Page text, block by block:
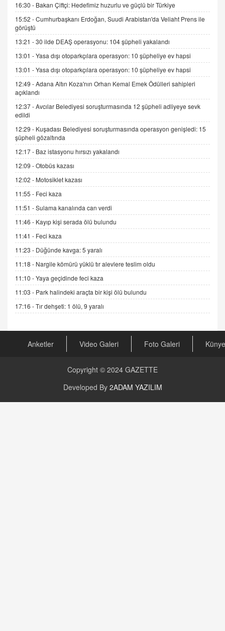
2 Kasım 2021 Salı 00:11
AV. DOĞAN CAN DOĞAN
Kişisel verilerin korunması ve dijital hukukun
gelişimi
15.09.2025 16:17
SEHER EREK
9.12.2025 10:11
İNCİ GÜL AKÖL
Trump Keşke Adana'yı da Ziyaret Etse...
06.07.2026 13:00
ADEM AKÖL
Esed Destekçilerinin Yüzüne Vurulan Şamar:
Sednaya
11.12.2024 12:30
DR. EKREM ASLAN
Gerçek Ne, Algı Ne? "Beraber Yürüyoruz"
Cümlesinin Peşinden
19.07.2025 12:45
GÖNÜL MENEKŞE
Şifacının Yolu
04.11.2025 12:56
AV. RÜMEYSA ÖZKALE
Kira Uyuşmazlıklarında Dava Açmadan Önce
23.09.2023 16:30
CAN UĞURATEŞ
16:30 - Bakan Çiftçi: Hedefimiz huzurlu ve güçlü bir Türkiye
15:52 -Cumhurbaşkanı Erdoğan, Suudi Arabistan'da Veliaht Prens ile
görüştü
13:21 -30 ilde DEAŞ operasyonu: 104 şüpheli yakalandı
13:01 -Yasa dışı otoparkçılara operasyon: 10 şüpheliye ev hapsi
13:01 -Yasa dışı otoparkçılara operasyon: 10 şüpheliye ev hapsi
12:49 -Adana Altın Koza'nın Orhan Kemal Emek Ödülleri sahipleri
açıklandı
12:37 -Avcılar Belediyesi soruşturmasında 12 şüpheli adliyeye sevk
edildi
12:29 - Kuşadası Belediyesi soruşturmasında operasyon genişledi: 15
şüpheli gözaltında
12:17 - Baz istasyonu hırsızı yakalandı
12:09 -Otobüs kazası
12:02 - Motosiklet kazası
11:55 - Feci kaza
11:51 -Sulama kanalında can verdi
11:46 - Kayıp kişi serada ölü bulundu
11:41 - Feci kaza
11:23 - Düğünde kavga: 5 yaralı
11:18 - Nargile kömürü yüklü tır alevlere teslim oldu
11:10 -Yaya geçidinde feci kaza
11:03 - Park halindeki araçta bir kişi ölü bulundu
17:16 -Tır dehşeti: 1 ölü, 9 yaralı
Anketler Video Galeri Foto Galeri Künye
Copyright © 2024 GAZETTE
Developed By 2ADAM YAZILIM